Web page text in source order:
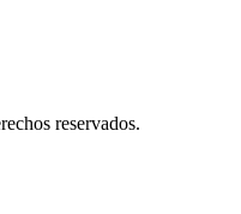
reservados.